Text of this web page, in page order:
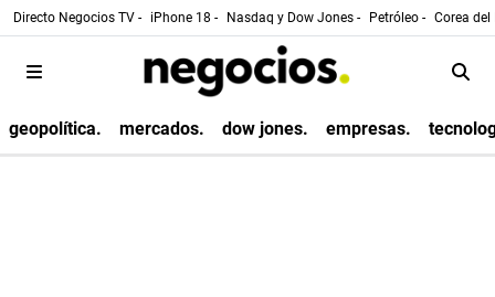
Directo Negocios TV - iPhone 18 - Nasdaq y Dow Jones - Petróleo - Corea
geopolítica. mercados. dow jones. empresas.